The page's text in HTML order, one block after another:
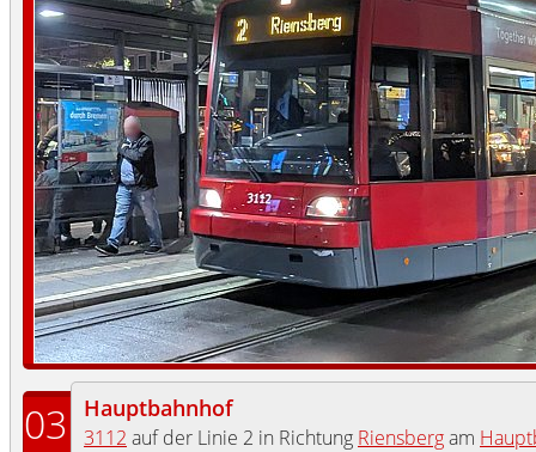
03
Hauptbahnhof
3112 auf der Linie 2 in Richtung Riensbergam